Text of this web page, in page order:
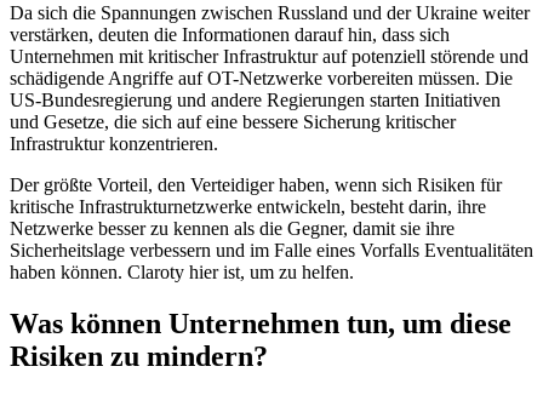
Da sich die Spannungen zwischen Russland und der Ukraine weiter
verstärken, deuten die Informationen darauf hin, dass sich
Unternehmen mit kritischer Infrastruktur auf potenziell störende und
schädigende Angriffe auf OT-Netzwerke vorbereiten müssen. Die
US-Bundesregierung und andere Regierungen starten Initiativen
und Gesetze, die sich auf eine bessere Sicherung kritischer
Infrastruktur konzentrieren.
Der größte Vorteil, den Verteidiger haben, wenn sich Risiken für
kritische Infrastrukturnetzwerke entwickeln, besteht darin, ihre
Netzwerke besser zu kennen als die Gegner, damit sie ihre
Sicherheitslage verbessern und im Falle eines Vorfalls Eventualitäten
haben können. Claroty hier ist, um zu helfen.
Was können Unternehmen tun, um diese
Risiken zu mindern?